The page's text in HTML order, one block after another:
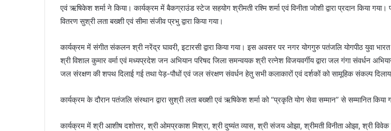
एवं ऋषिकेश शर्मा ने किया। कार्यक्रम में बैकग्राउंड स्टेज सहयोग श्रीमती रश्मि शर्मा एवं विनीता जोशी द्वारा प्रदान किया गया।
वितरण सुश्री लता बख्शी एवं सीमा संजीव प्रभु द्वारा किया गया।
कार्यक्रम में संगीत संकलन श्री नरेंद्र घावरी, इटारसी द्वारा किया गया। इस अवसर पर नगर योगगुरु पतंजलि योगपीठ युवा भारत
श्री विशाल कुमार वर्मा एवं मध्यप्रदेश जन अभियान परिषद जिला समन्वयक श्री रत्नेश विजयवर्गीय द्वारा जल गंगा संवर्धन
जल संरक्षण की शपथ दिलाई गई तथा पेड़-पौधों एवं जल संरक्षण संवर्धन हेतु सभी कलाकारों एवं दर्शकों को सामूहिक संकल्प
कार्यक्रम के दौरान पतंजलि संस्थान द्वारा सुश्री लता बख्शी एवं ऋषिकेश शर्मा को “प्रकृति योग सेवा सम्मान” से सम्मानित किया
कार्यक्रम में श्री आशीष दशोत्तर, श्री ओमप्रकाश मिश्रा, श्री दुष्यंत व्यास, श्री संजय ओझा, श्रीमती विनीता ओझा, श्री विवेक